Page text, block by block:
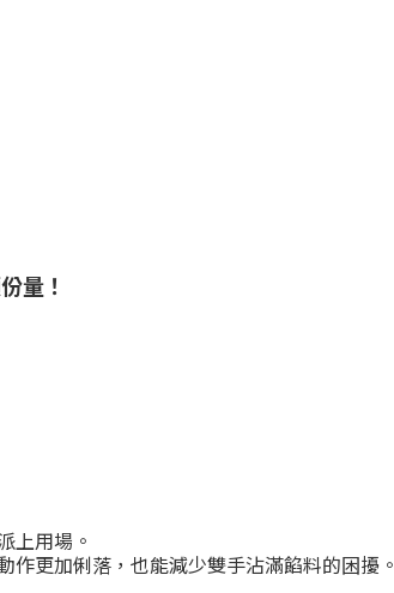
量！
上用場。
更加俐落，也能減少雙手沾滿餡料的困擾。